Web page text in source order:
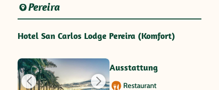
Pereira
Hotel San Carlos Lodge Pereira (Komfort)
Ausstattung
Restaurant